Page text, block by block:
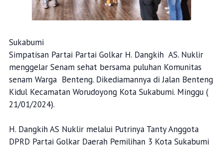
Sukabumi
Simpatisan Partai Partai Golkar H. Dangkih AS. Nuklir
menggelar Senam sehat bersama puluhan Komunitas
senam Warga Benteng. Dikediamannya di Jalan Benteng
Kidul Kecamatan Worudoyong Kota Sukabumi. Minggu (
21/01/2024).
H. Dangkih AS Nuklir melalui Putrinya Tanty Anggota
DPRD Partai Golkar Daerah Pemilihan 3 Kota Sukabumi